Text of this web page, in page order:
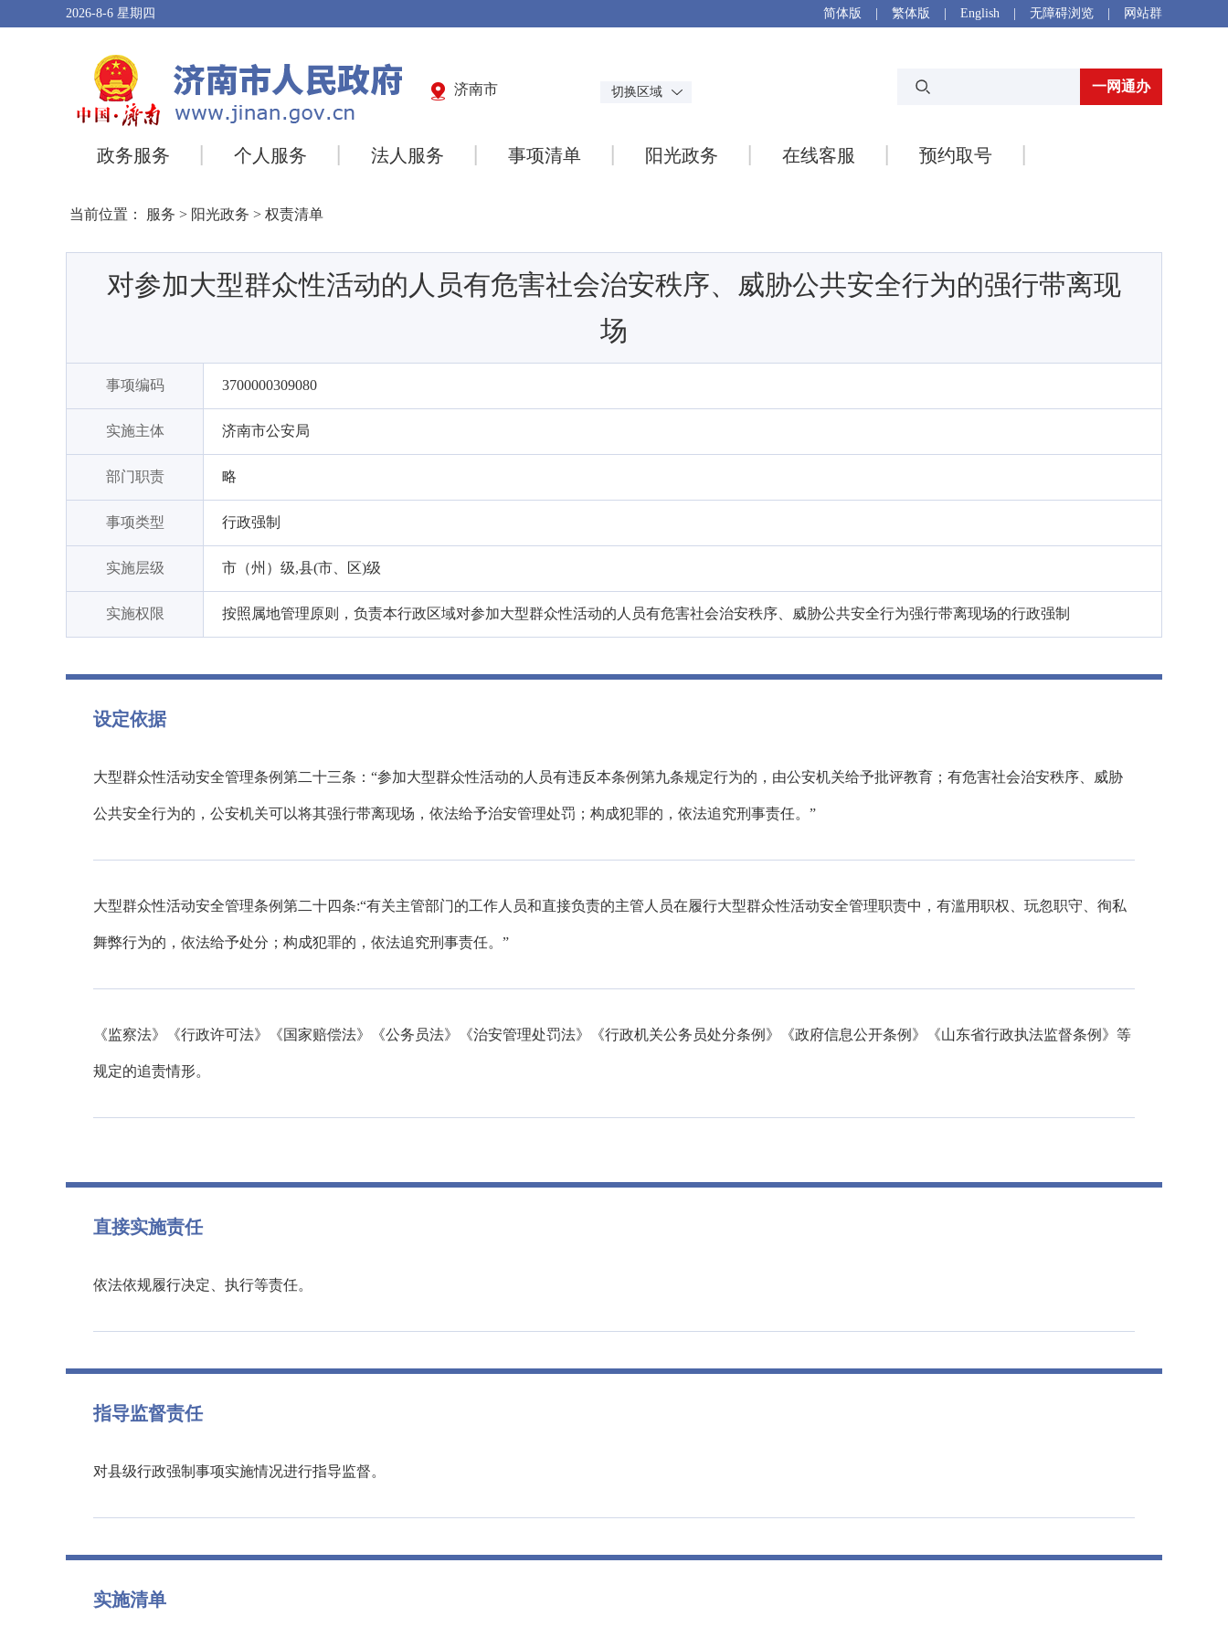
2026-8-6 星期四 简体版 繁体版 English 无障碍浏览 网站群
济南市 切换区域 一网通办
政务服务 个人服务 法人服务 事项清单 阳光政务 在线客服 预约取号
当前位置： 服务 > 阳光政务 > 权责清单
对参加大型群众性活动的人员有危害社会治安秩序、威胁公共安全行为的强行带离现
场
事项编码 3700000309080
实施主体 济南市公安局
部门职责 略
事项类型 行政强制
实施层级 市（州）级,县(市、区)级
实施权限 按照属地管理原则，负责本行政区域对参加大型群众性活动的人员有危害社会治安秩序、威胁公共安全行为强行带离现场的行政强制
设定依据
大型群众性活动安全管理条例第二十三条：“参加大型群众性活动的人员有违反本条例第九条规定行为的，由公安机关给予批评教育；有危害社会治安秩序、威胁
公共安全行为的，公安机关可以将其强行带离现场，依法给予治安管理处罚；构成犯罪的，依法追究刑事责任。”
大型群众性活动安全管理条例第二十四条:“有关主管部门的工作人员和直接负责的主管人员在履行大型群众性活动安全管理职责中，有滥用职权、玩忽职守、徇私
舞弊行为的，依法给予处分；构成犯罪的，依法追究刑事责任。”
《监察法》《行政许可法》《国家赔偿法》《公务员法》《治安管理处罚法》《行政机关公务员处分条例》《政府信息公开条例》《山东省行政执法监督条例》等
规定的追责情形。
直接实施责任
依法依规履行决定、执行等责任。
指导监督责任
对县级行政强制事项实施情况进行指导监督。
实施清单